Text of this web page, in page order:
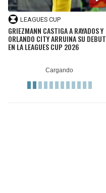
LEAGUES CUP
GRIEZMANN CASTIGA A RAYADOS Y
ORLANDO CITY ARRUINA SU DEBUT
EN LA LEAGUES CUP 2026